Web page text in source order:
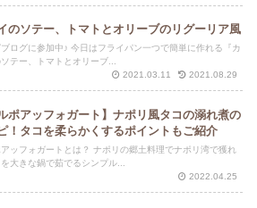
のソテー、トマトとオリーブのリグーリア風
ログに参加中♪ 今日はフライパン一つで簡単に作れる『カ
テー、トマトとオリーブ...
2021.03.11
2021.08.29
ルポアッフォガート】ナポリ風タコの溺れ煮の
！タコを柔らかくするポイントもご紹介
ッフォガートとは？ ナポリの郷土料理でナポリ湾で獲れ
大きな鍋で茹でるシンプル...
2022.04.25